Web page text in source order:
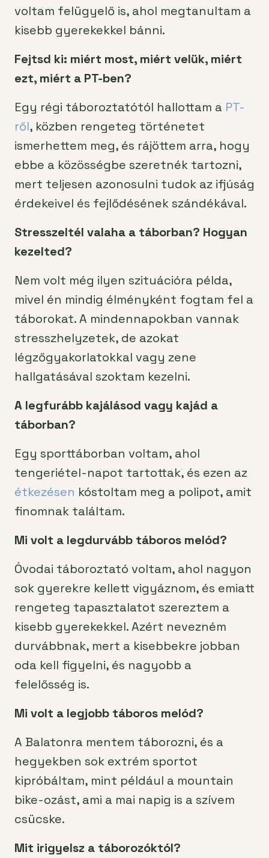
voltam felügyelő is, ahol megtanultam a
kisebb gyerekekkel bánni.
Fejtsd ki: miért most, miért velük, miért
ezt, miért a PT-ben?
Egy régi táboroztatótól hallottam a PT-
ről, közben rengeteg történetet
ismerhettem meg, és rájöttem arra, hogy
ebbe a közösségbe szeretnék tartozni,
mert teljesen azonosulni tudok az ifjúság
érdekeivel és fejlődésének szándékával.
Stresszeltél valaha a táborban? Hogyan
kezelted?
Nem volt még ilyen szituációra példa,
mivel én mindig élményként fogtam fel a
táborokat. A mindennapokban vannak
stresszhelyzetek, de azokat
légzőgyakorlatokkal vagy zene
hallgatásával szoktam kezelni.
A legfurább kajálásod vagy kajád a
táborban?
Egy sporttáborban voltam, ahol
tengeriétel-napot tartottak, és ezen az
étkezésen kóstoltam meg a polipot, amit
finomnak találtam.
Mi volt a legdurvább táboros melód?
Óvodai táboroztató voltam, ahol nagyon
sok gyerekre kellett vigyáznom, és emiatt
rengeteg tapasztalatot szereztem a
kisebb gyerekekkel. Azért nevezném
durvábbnak, mert a kisebbekre jobban
oda kell figyelni, és nagyobb a
felelősség is.
Mi volt a legjobb táboros melód?
A Balatonra mentem táborozni, és a
hegyekben sok extrém sportot
kipróbáltam, mint például a mountain
bike-ozást, ami a mai napig is a szívem
csücske.
Mit irigyelsz a táborozóktól?